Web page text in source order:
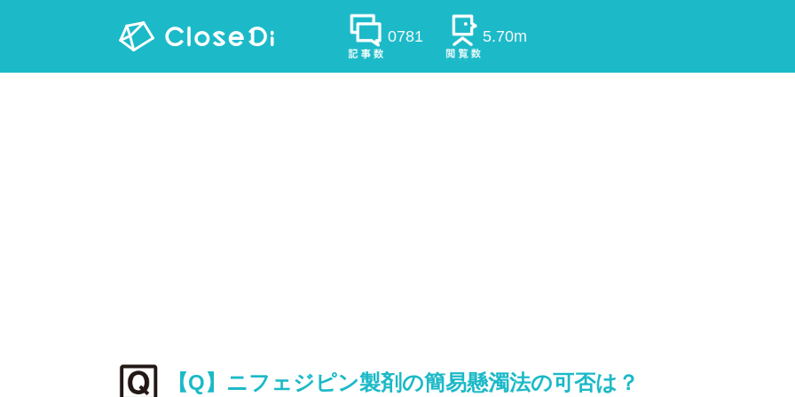
0781 5.70m
【Q】ニフェジピン製剤の簡易懸濁法の可否は？